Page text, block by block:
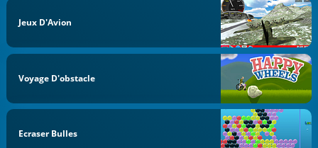
Jeux D'Avion
Voyage D'obstacle
Ecraser Bulles